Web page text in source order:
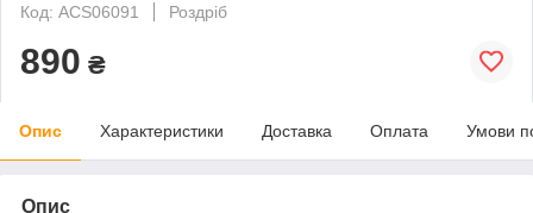
Код: ACS06091
Роздріб
890 ₴
Опис Характеристики Доставка Оплата Умови
Опис